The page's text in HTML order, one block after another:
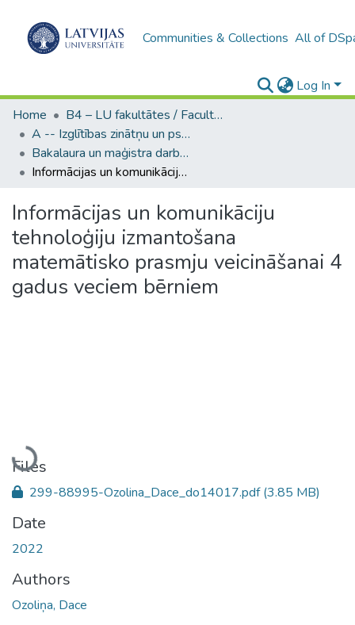
Communities & Collections All of
Log In
Home
B4 – LU fakultātes / Faculties of the UL
A -- Izglītības zinātņu un psiholoģijas fakultāte / Faculty of Education Sciences and Psychology
Bakalaura un maģistra darbi (PPMF) / Bachelor's and Master's theses
Informācijas un komunikāciju tehnoloģiju izmantošana matemātisko prasmju veicināšanai 4 gadus veciem bērniem
Informācijas un komunikāciju
tehnoloģiju izmantošana
matemātisko prasmju veicināšanai 4
gadus veciem bērniem
Loading...
Files
299-88995-Ozolina_Dace_do14017.pdf(3.85 MB)
Date
2022
Authors
Ozoliņa, Dace